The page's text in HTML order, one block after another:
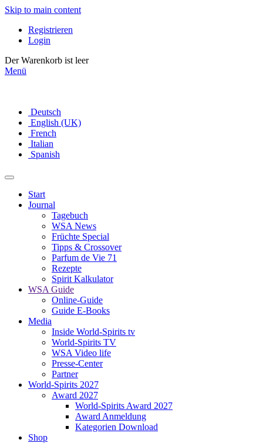
Skip to main content
Registrieren
Login
Der Warenkorb ist leer
Menü
Deutsch
English (UK)
French
Italian
Spanish
Start
Journal
Tagebuch
WSA News
Früchte Special
Tipps & Crossover
Parfum de Vie 71
Rezepte
Spirit Kalkulator
WSA Guide
Online-Guide
Guide E-Books
Media
Inside World-Spirits tv
World-Spirits TV
WSA Video life
Presse-Center
Partner
World-Spirits 2027
Award 2027
World-Spirits Award 2027
Award Anmeldung
Kategorien Download
Shop